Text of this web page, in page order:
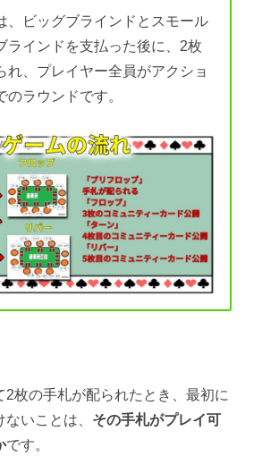
、ビッグブラインドとスモール
ラインドを支払った後に、2枚
れ、プレイヤー全員がアクショ
のラウンドです。
2枚の手札が配られたとき、最初に
いことは、 その手札がプレイ可
です。